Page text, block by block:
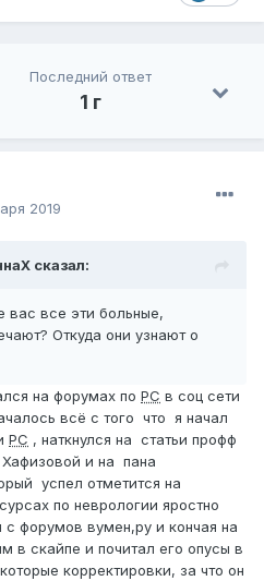
Последний ответ
1 г
2019
сказал:
вас все эти больные,
Откуда они узнают о
на форумах по РС в соц сети
всё с того что я начал
РС , наткнулся на статьи профф
и на пана
успел отметится на
по неврологии яростно
с форумов вумен,ру и кончая на
в скайпе и почитал его опусы в
корректировки, за что он